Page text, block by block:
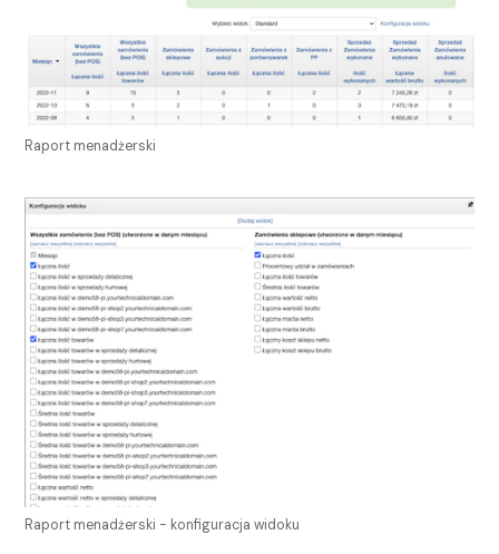
Raport menadżerski
Raport menadżerski - konfiguracja widoku